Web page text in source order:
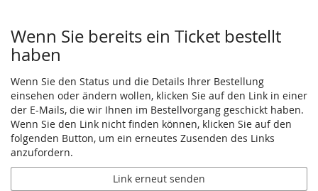
Wenn Sie bereits ein Ticket bestellt
haben
Wenn Sie den Status und die Details Ihrer Bestellung
einsehen oder ändern wollen, klicken Sie auf den Link in einer
der E-Mails, die wir Ihnen im Bestellvorgang geschickt haben.
Wenn Sie den Link nicht finden können, klicken Sie auf den
folgenden Button, um ein erneutes Zusenden des Links
anzufordern.
Link erneut senden